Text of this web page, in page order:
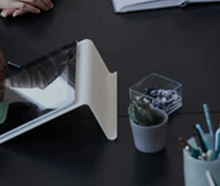
Rodolfo Al Alam
Qual a importância do Memorando de
Entedimentos (MoU) na contratação de
Consultores CVM?